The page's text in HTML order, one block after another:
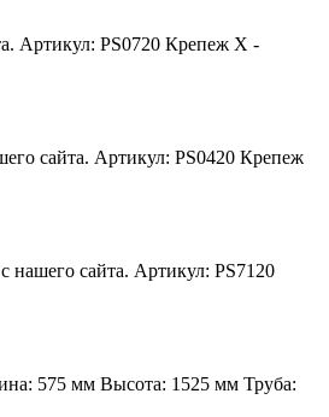
Артикул: PS0720 Крепеж Х -
сайта. Артикул: PS0420 Крепеж
нашего сайта. Артикул: PS7120
575 мм Высота: 1525 мм Труба: